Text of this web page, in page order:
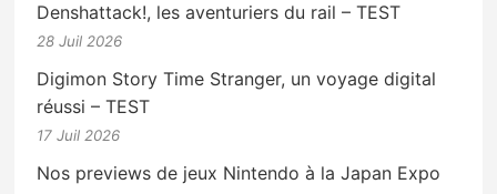
Denshattack!, les aventuriers du rail – TEST
28 Juil 2026
Digimon Story Time Stranger, un voyage digital
réussi – TEST
17 Juil 2026
Nos previews de jeux Nintendo à la Japan Expo